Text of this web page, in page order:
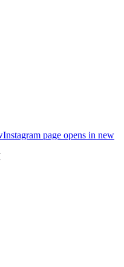
Instagram page opens in new